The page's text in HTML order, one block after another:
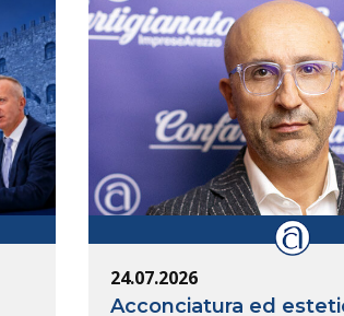
24.07.2026
Acconciatura ed